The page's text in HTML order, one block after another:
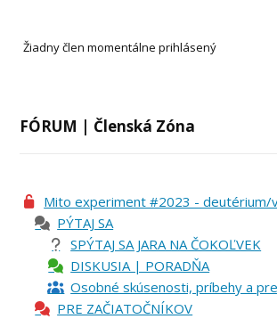
Žiadny člen momentálne prihlásený
FÓRUM | Členská Zóna
Mito experiment #2023 - deutérium/
PÝTAJ SA
SPÝTAJ SA JARA NA ČOKOĽVEK
DISKUSIA | PORADŇA
Osobné skúsenosti, príbehy a
PRE ZAČIATOČNÍKOV